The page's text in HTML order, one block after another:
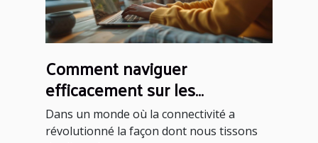
Comment naviguer
efficacement sur les
plateformes de rencontres
sérieuses
Dans un monde où la connectivité a
révolutionné la façon dont nous tissons